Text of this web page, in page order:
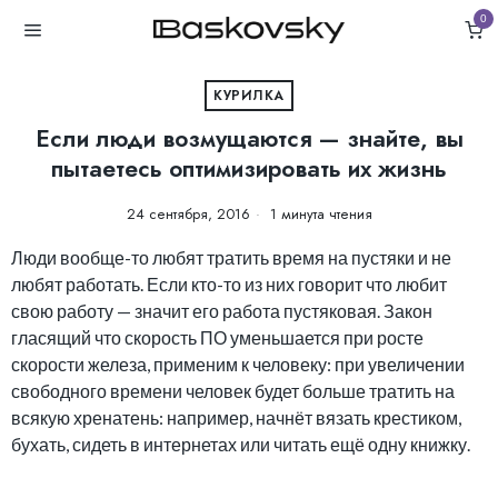
0
КУРИЛКА
Если люди возмущаются — знайте, вы
пытаетесь оптимизировать их жизнь
24 сентября, 2016 1 минута чтения
Люди вообще-то любят тратить время на пустяки и не
любят работать. Если кто-то из них говорит что любит
свою работу — значит его работа пустяковая. Закон
гласящий что скорость ПО уменьшается при росте
скорости железа, применим к человеку: при увеличении
свободного времени человек будет больше тратить на
всякую хренатень: например, начнёт вязать крестиком,
бухать, сидеть в интернетах или читать ещё одну книжку.